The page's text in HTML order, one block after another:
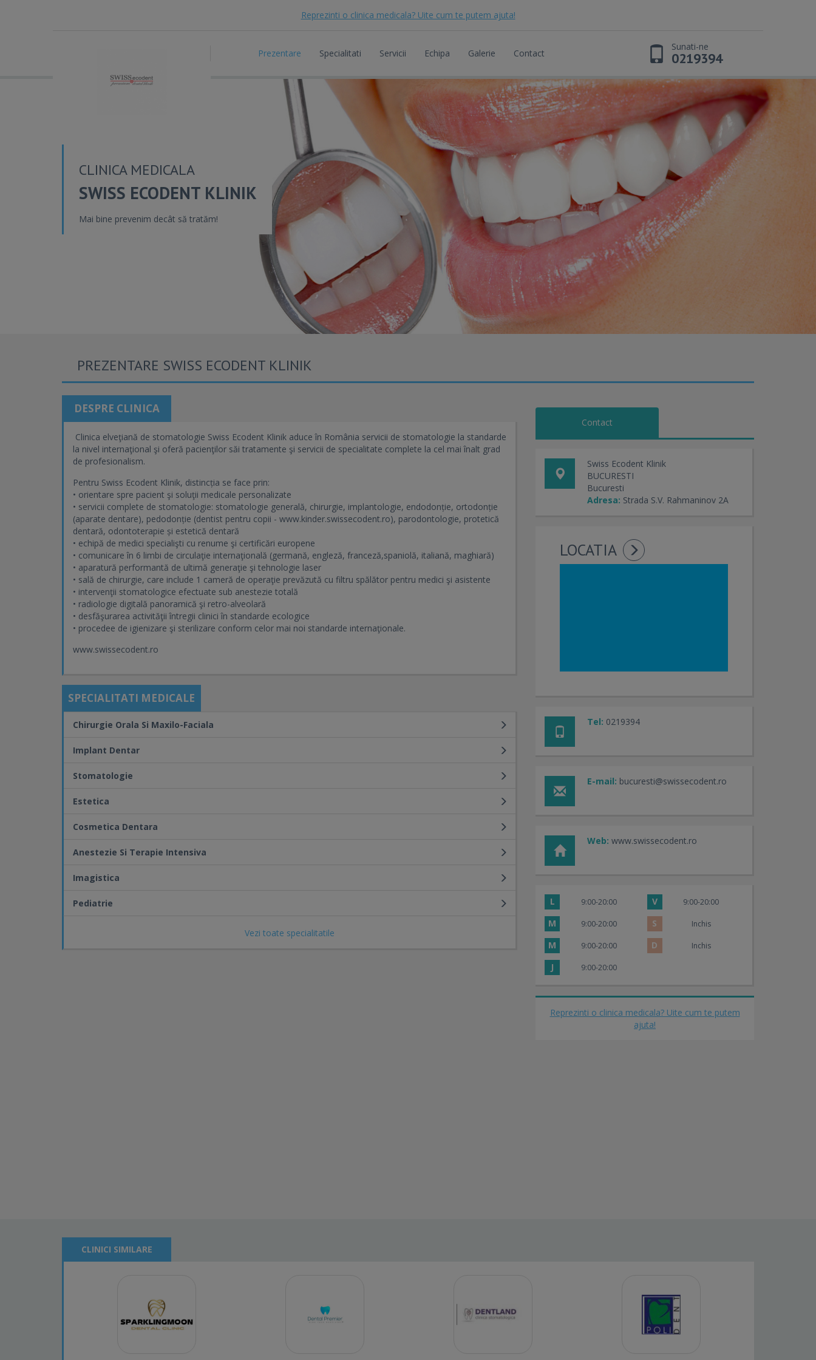
Reprezinti o clinica medicala? Uite cum te putem ajuta!
Prezentare Specialitati Servicii Echipa Galerie Contact
Sunati-ne
0219394
CLINICA MEDICALA
SWISS ECODENT KLINIK
Mai bine prevenim decât să tratăm!
PREZENTARE SWISS ECODENT KLINIK
DESPRE CLINICA
Clinica elveţiană de stomatologie Swiss Ecodent Klinik aduce în România servicii de stomatologie la standarde
la nivel internaţional şi oferă pacienţilor săi tratamente şi servicii de specialitate complete la cel mai înalt grad
de profesionalism.
Pentru Swiss Ecodent Klinik, distincția se face prin:
• orientare spre pacient şi soluţii medicale personalizate
• servicii complete de stomatologie: stomatologie generală, chirurgie, implantologie, endodonție, ortodonție
(aparate dentare), pedodonție (dentist pentru copii - www.kinder.swissecodent.ro), parodontologie, protetică
dentară, odontoterapie și estetică dentară
• echipă de medici specialişti cu renume şi certificări europene
• comunicare în 6 limbi de circulaţie internaţională (germană, engleză, franceză,spaniolă, italiană, maghiară)
• aparatură performantă de ultimă generaţie şi tehnologie laser
• sală de chirurgie, care include 1 cameră de operaţie prevăzută cu filtru spălător pentru medici şi asistente
• intervenţii stomatologice efectuate sub anestezie totală
• radiologie digitală panoramică şi retro-alveolară
• desfăşurarea activităţii întregii clinici în standarde ecologice
• procedee de igienizare şi sterilizare conform celor mai noi standarde internaţionale.
www.swissecodent.ro
SPECIALITATI MEDICALE
Vezi toate specialitatile
Chirurgie Orala Si Maxilo-Faciala
Implant Dentar
Stomatologie
Estetica
Cosmetica Dentara
Anestezie Si Terapie Intensiva
Imagistica
Pediatrie
Contact
Swiss Ecodent Klinik
BUCURESTI
Bucuresti
Adresa: Strada S.V. Rahmaninov 2A
LOCATIA
Tel: 0219394
E-mail: bucuresti@swissecodent.ro
Web: www.swissecodent.ro
L 9:00-20:00 V 9:00-20:00
M 9:00-20:00 S Inchis
M 9:00-20:00 D Inchis
J 9:00-20:00
Reprezinti o clinica medicala? Uite cum te putem
ajuta!
CLINICI SIMILARE